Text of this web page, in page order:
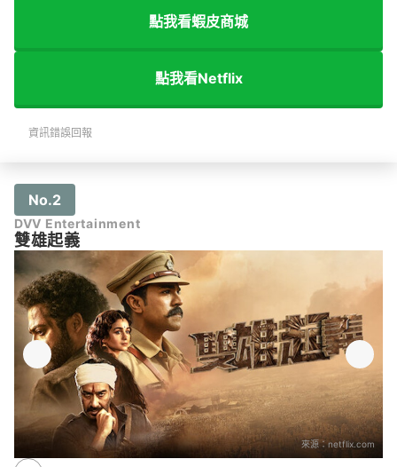
點我看蝦皮商城
點我看Netflix
資訊錯誤回報
No.2
DVV Entertainment
雙雄起義
來源：netflix.com